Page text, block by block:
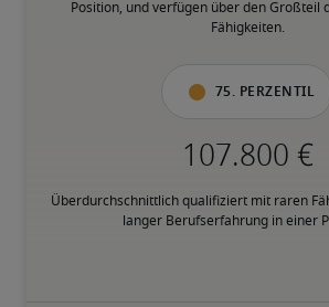
Position, und verfügen über den Großteil
Fähigkeiten.
75. Perzentil
Überdurchschnittlich qualifiziert mit raren
langer Berufserfahrung in einer